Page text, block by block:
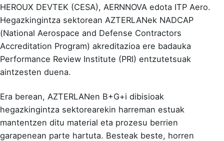
HEROUX DEVTEK (CESA), AERNNOVA edota ITP Aero.
Hegazkingintza sektorean AZTERLANek NADCAP
(National Aerospace and Defense Contractors
Accreditation Program) akreditazioa ere badauka
Performance Review Institute (PRI) entzutetsuak
aintzesten duena.
Era berean, AZTERLANen B+G+i dibisioak
hegazkingintza sektorearekin harreman estuak
mantentzen ditu material eta prozesu berrien
garapenean parte hartuta. Besteak beste, horren